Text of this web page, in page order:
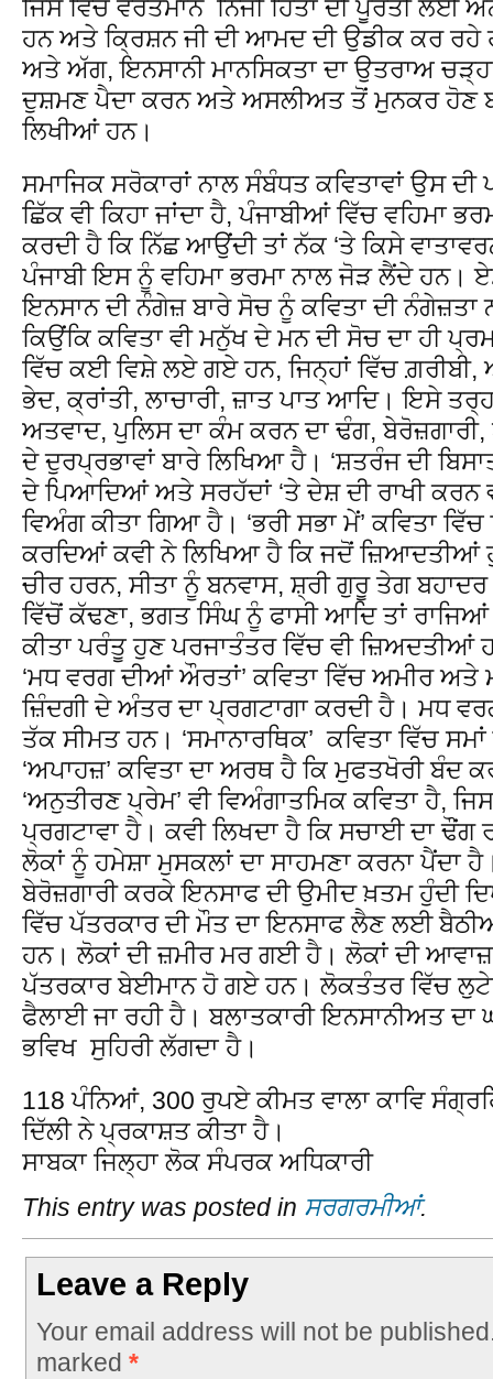
ਜਿਸ ਵਿੱਚ ਵਰਤਮਾਨ ਨਿੱਜੀ ਹਿੱਤਾਂ ਦੀ ਪੂਰਤੀ ਲਈ
ਹਨ ਅਤੇ ਕਿ੍ਰਸ਼ਨ ਜੀ ਦੀ ਆਮਦ ਦੀ ਉਡੀਕ ਕਰ ਰਹੇ
ਅਤੇ ਅੱਗ, ਇਨਸਾਨੀ ਮਾਨਸਿਕਤਾ ਦਾ ਉਤਰਾਅ
ਦੁਸ਼ਮਣ ਪੈਦਾ ਕਰਨ ਅਤੇ ਅਸਲੀਅਤ ਤੋਂ ਮੁਨਕਰ ਹੋਣ
ਲਿਖੀਆਂ ਹਨ।
ਸਮਾਜਿਕ ਸਰੋਕਾਰਾਂ ਨਾਲ ਸੰਬੰਧਤ ਕਵਿਤਾਵਾਂ ਉਸ ਦੀ
ਛਿੱਕ ਵੀ ਕਿਹਾ ਜਾਂਦਾ ਹੈ, ਪੰਜਾਬੀਆਂ ਵਿੱਚ ਵਹਿਮਾ
ਕਰਦੀ ਹੈ ਕਿ ਨਿੱਛ ਆਉਂਦੀ ਤਾਂ ਨੱਕ ‘ਤੇ ਕਿਸੇ
ਪੰਜਾਬੀ ਇਸ ਨੂੰ ਵਹਿਮਾ ਭਰਮਾ ਨਾਲ ਜੋੜ ਲੈਂਦੇ ਹਨ।
ਇਨਸਾਨ ਦੀ ਨੰਗੇਜ਼ ਬਾਰੇ ਸੋਚ ਨੂੰ ਕਵਿਤਾ ਦੀ
ਕਿਉਂਕਿ ਕਵਿਤਾ ਵੀ ਮਨੁੱਖ ਦੇ ਮਨ ਦੀ ਸੋਚ ਦਾ ਹੀ
ਵਿੱਚ ਕਈ ਵਿਸ਼ੇ ਲਏ ਗਏ ਹਨ, ਜਿਨ੍ਹਾਂ ਵਿੱਚ
ਭੇਦ, ਕ੍ਰਾਂਤੀ, ਲਾਚਾਰੀ, ਜ਼ਾਤ ਪਾਤ ਆਦਿ। ਇਸੇ
ਅਤਵਾਦ, ਪੁਲਿਸ ਦਾ ਕੰਮ ਕਰਨ ਦਾ ਢੰਗ,
ਦੇ ਦੁਰਪ੍ਰਭਾਵਾਂ ਬਾਰੇ ਲਿਖਿਆ ਹੈ। ‘ਸ਼ਤਰੰਜ ਦੀ
ਦੇ ਪਿਆਦਿਆਂ ਅਤੇ ਸਰਹੱਦਾਂ ‘ਤੇ ਦੇਸ਼ ਦੀ ਰਾਖੀ ਕਰਨ
ਵਿਅੰਗ ਕੀਤਾ ਗਿਆ ਹੈ। ‘ਭਰੀ ਸਭਾ ਮੇਂ’ ਕਵਿਤਾ
ਕਰਦਿਆਂ ਕਵੀ ਨੇ ਲਿਖਿਆ ਹੈ ਕਿ ਜਦੋਂ ਜ਼ਿਆਦਤੀਆਂ
ਚੀਰ ਹਰਨ, ਸੀਤਾ ਨੂੰ ਬਨਵਾਸ, ਸ਼੍ਰੀ ਗੁਰੂ ਤੇਗ ਬਹਾਦਰ
ਵਿੱਚੋਂ ਕੱਢਣਾ, ਭਗਤ ਸਿੰਘ ਨੂੰ ਫਾਸੀ ਆਦਿ ਤਾਂ
ਕੀਤਾ ਪਰੰਤੂ ਹੁਣ ਪਰਜਾਤੰਤਰ ਵਿੱਚ ਵੀ ਜ਼ਿਅਦਤੀਆਂ
‘ਮਧ ਵਰਗ ਦੀਆਂ ਔਰਤਾਂ’ ਕਵਿਤਾ ਵਿੱਚ ਅਮੀਰ
ਜ਼ਿੰਦਗੀ ਦੇ ਅੰਤਰ ਦਾ ਪ੍ਰਗਟਾਗਾ ਕਰਦੀ ਹੈ। ਮਧ
ਤੱਕ ਸੀਮਤ ਹਨ। ‘ਸਮਾਨਾਰਥਿਕ’ ਕਵਿਤਾ ਵਿੱਚ
‘ਅਪਾਹਜ਼’ ਕਵਿਤਾ ਦਾ ਅਰਥ ਹੈ ਕਿ ਮੁਫਤਖੋਰੀ ਬੰਦ
‘ਅਨੁਤੀਰਣ ਪ੍ਰੇਮ’ ਵੀ ਵਿਅੰਗਾਤਮਿਕ ਕਵਿਤਾ ਹੈ,
ਪ੍ਰਗਟਾਵਾ ਹੈ। ਕਵੀ ਲਿਖਦਾ ਹੈ ਕਿ ਸਚਾਈ ਦਾ
ਲੋਕਾਂ ਨੂੰ ਹਮੇਸ਼ਾ ਮੁਸਕਲਾਂ ਦਾ ਸਾਹਮਣਾ ਕਰਨਾ ਪੈਂਦਾ
ਬੇਰੋਜ਼ਗਾਰੀ ਕਰਕੇ ਇਨਸਾਫ ਦੀ ਉਮੀਦ ਖ਼ਤਮ ਹੁੰਦੀ
ਵਿੱਚ ਪੱਤਰਕਾਰ ਦੀ ਮੌਤ ਦਾ ਇਨਸਾਫ ਲੈਣ ਲਈ
ਹਨ। ਲੋਕਾਂ ਦੀ ਜ਼ਮੀਰ ਮਰ ਗਈ ਹੈ। ਲੋਕਾਂ ਦੀ
ਪੱਤਰਕਾਰ ਬੇਈਮਾਨ ਹੋ ਗਏ ਹਨ। ਲੋਕਤੰਤਰ ਵਿੱਚ
ਫੈਲਾਈ ਜਾ ਰਹੀ ਹੈ। ਬਲਾਤਕਾਰੀ ਇਨਸਾਨੀਅਤ ਦਾ
ਭਵਿਖ ਸੁਹਿਰੀ ਲੱਗਦਾ ਹੈ।
118 ਪੰਨਿਆਂ, 300 ਰੁਪਏ ਕੀਮਤ ਵਾਲਾ ਕਾਵਿ
ਦਿੱਲੀ ਨੇ ਪ੍ਰਕਾਸ਼ਤ ਕੀਤਾ ਹੈ।
ਸਾਬਕਾ ਜਿਲ੍ਹਾ ਲੋਕ ਸੰਪਰਕ ਅਧਿਕਾਰੀ
This entry was posted in ਸਰਗਰਮੀਆਂ.
Leave a Reply
Your email address will not be
marked *